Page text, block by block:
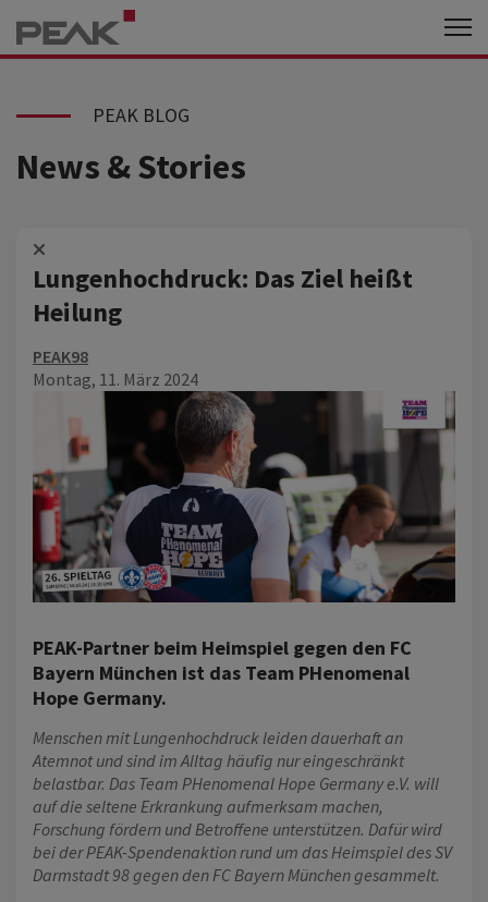
PEAK BLOG
News & Stories
Lungenhochdruck: Das Ziel heißt
Heilung
PEAK98
Montag, 11. März 2024
PEAK-Partner beim Heimspiel gegen den FC
Bayern München ist das Team PHenomenal
Hope Germany.
Menschen mit Lungenhochdruck leiden dauerhaft an
Atemnot und sind im Alltag häufig nur eingeschränkt
belastbar. Das Team PHenomenal Hope Germany e.V. will
auf die seltene Erkrankung aufmerksam machen,
Forschung fördern und Betroffene unterstützen. Dafür wird
bei der PEAK-Spendenaktion rund um das Heimspiel des SV
Darmstadt 98 gegen den FC Bayern München gesammelt.